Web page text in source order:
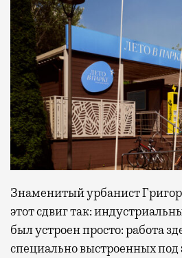
Знаменитый урбанист
этот сдвиг так:
был устроен просто: работа
специально выстроенных под